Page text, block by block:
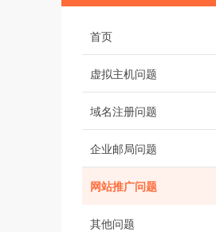
首页
虚拟主机问题
域名注册问题
企业邮局问题
网站推广问题
其他问题